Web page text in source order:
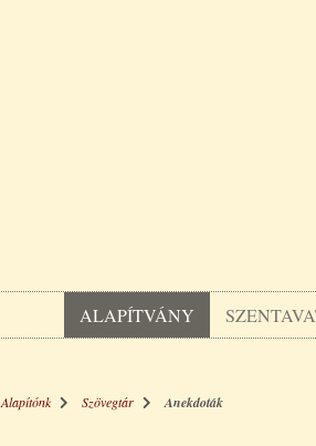
ALAPÍTVÁNY
Alapítónk Szövegtár Anekdoták